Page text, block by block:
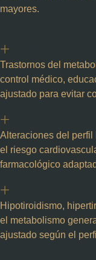
mayores.
Trastornos del
control médico,
ajustado para evitar
Alteraciones del
el riesgo
farmacológico
Hipotiroidismo,
el metabolismo
ajustado según el